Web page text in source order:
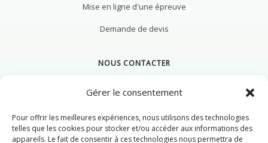
Gérer le consentement
Pour offrir les meilleures expériences, nous utilisons des technologies
telles que les cookies pour stocker et/ou accéder aux informations des
appareils. Le fait de consentir à ces technologies nous permettra de
Mise en ligne d'une épreuve
Demande de devis
NOUS CONTACTER
Nous contacter